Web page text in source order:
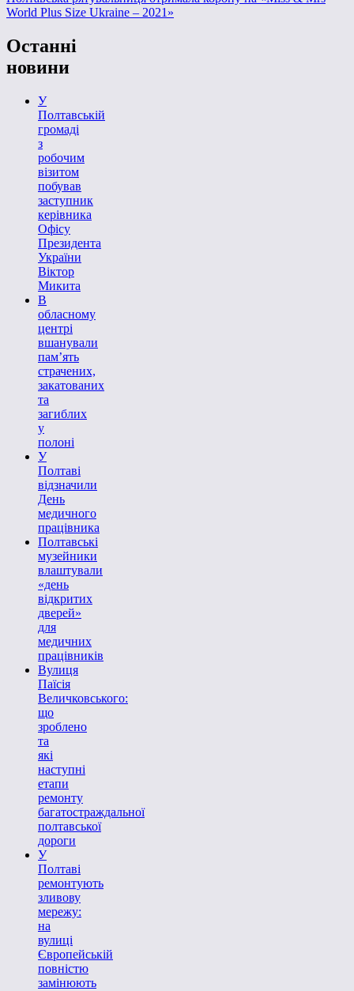
World Plus Size Ukraine – 2021»
Останні
новини
У
Полтавській
громаді
з
робочим
візитом
побував
заступник
керівника
Офісу
Президента
України
Віктор
Микита
В
обласному
центрі
вшанували
пам’ять
страчених,
закатованих
та
загиблих
у
полоні
У
Полтаві
відзначили
День
медичного
працівника
Полтавські
музейники
влаштували
«день
відкритих
дверей»
для
медичних
працівників
Вулиця
Паїсія
Величковського:
що
зроблено
та
які
наступні
етапи
ремонту
багатостраждальної
полтавської
дороги
У
Полтаві
ремонтують
зливову
мережу:
на
вулиці
Європейській
повністю
замінюють